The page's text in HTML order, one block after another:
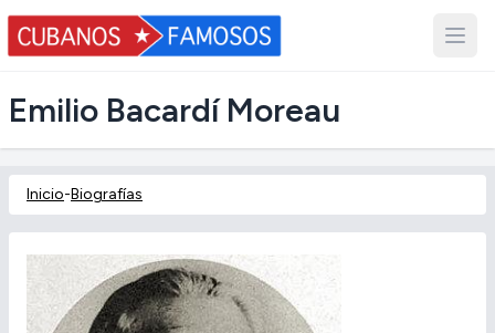
Emilio Bacardí Moreau
Inicio-Biografías